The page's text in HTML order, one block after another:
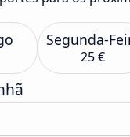
Segunda-
25 €